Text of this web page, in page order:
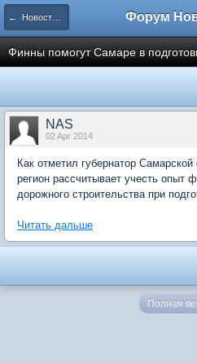
← Новости рынка недвижимости
Финны помогут Самаре в
NAS
02 Apr 2014
Как отметил губернатор
регион рассчитывает учесть опыт
дорожного строительства при
Читать дальше
Полная